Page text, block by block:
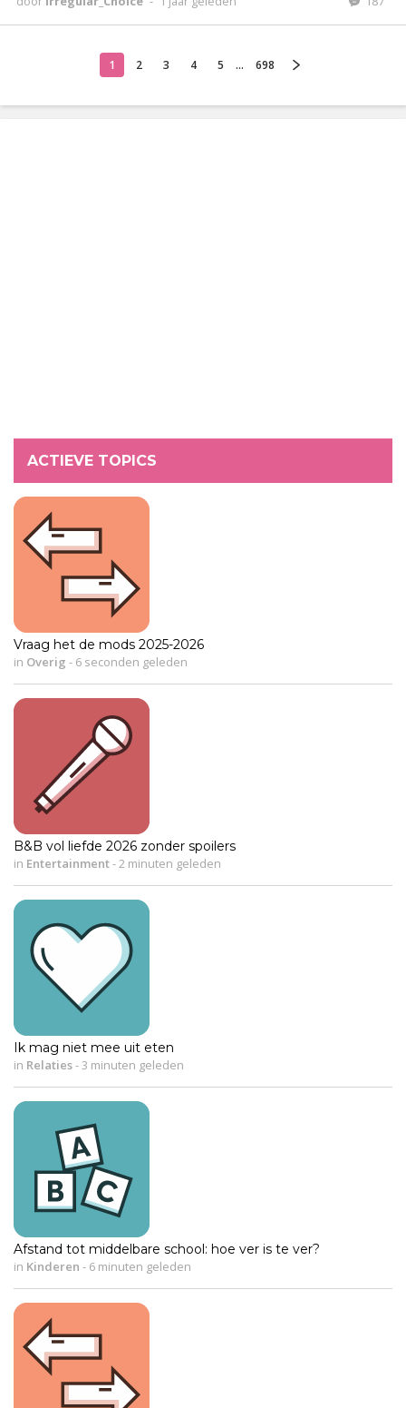
1 2 3 4 5 ... 698
ACTIEVE TOPICS
Vraag het de mods 2025-2026
in Overig - 6 seconden geleden
B&B vol liefde 2026 zonder spoilers
in Entertainment- 2 minuten geleden
Ik mag niet mee uit eten
in Relaties- 3 minuten geleden
Afstand tot middelbare school: hoe ver is te ver?
in Kinderen - 6 minuten geleden